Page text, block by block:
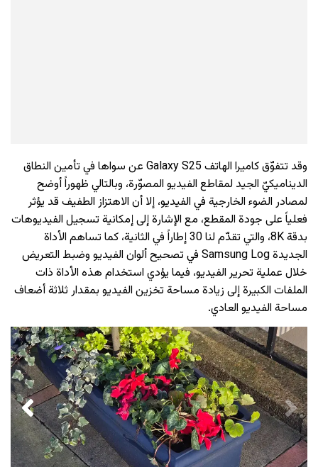
وقد تتفوّق كاميرا الهاتف Galaxy S25 عن سواها في تأمين النطاق
الديناميكيّ الجيد لمقاطع الفيديو المصوّرة، وبالتالي ظهوراً أوضح
لمصادر الضوء الخارجية في الفيديو، إلا أن الاهتزاز الطفيف قد يؤثر
فعلياً على جودة المقطع، مع الإشارة إلى إمكانية تسجيل الفيديوهات
بدقة 8K، والتي تقدّم لنا 30 إطاراً في الثانية، كما تساهم الأداة
الجديدة Samsung Log في تصحيح ألوان الفيديو وضبط التعريض
خلال عملية تحرير الفيديو، فيما يؤدي استخدام هذه الأداة ذات
الملفات الكبيرة إلى زيادة مساحة تخزين الفيديو بمقدار ثلاثة أضعاف
مساحة الفيديو العادي.